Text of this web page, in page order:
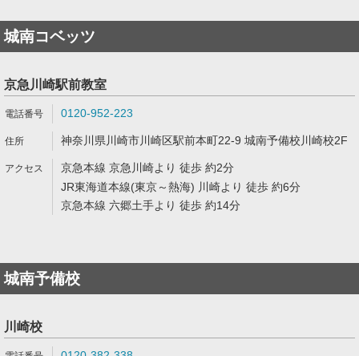
城南コベッツ
京急川崎駅前教室
0120-952-223
神奈川県川崎市川崎区駅前本町22-9 城南予備校川崎校2F
京急本線 京急川崎より 徒歩 約2分
JR東海道本線(東京～熱海) 川崎より 徒歩 約6分
京急本線 六郷土手より 徒歩 約14分
城南予備校
川崎校